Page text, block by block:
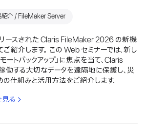
介 / FileMaker Server
ースされた Claris FileMaker 2026 の新機
紹介します。 この Web セミナーでは、新し
ートバックアップ」に焦点を当て、Claris
する大切なデータを遠隔地に保護し、災
仕組みと活用方法をご紹介します。
る